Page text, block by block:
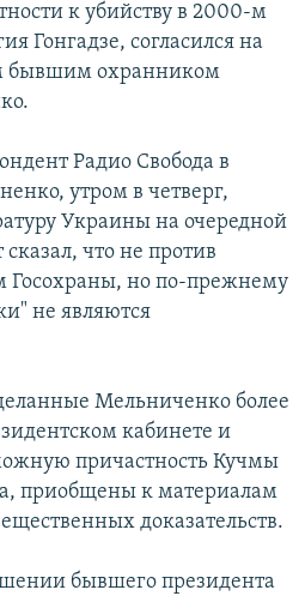
к убийству в 2000-м
Гонгадзе, согласился на
бывшим охранником
Радио Свобода в
утром в четверг,
Украины на очередной
что не против
Госохраны, но по-прежнему
не являются
Мельниченко более
кабинете и
причастность Кучмы
приобщены к материалам
доказательств.
бывшего президента